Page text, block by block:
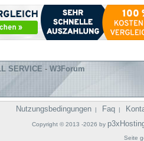
SERVICE - W3Forum
Nutzungsbedingungen | Faq |
Copyright © 2013 -2026 by
Seite